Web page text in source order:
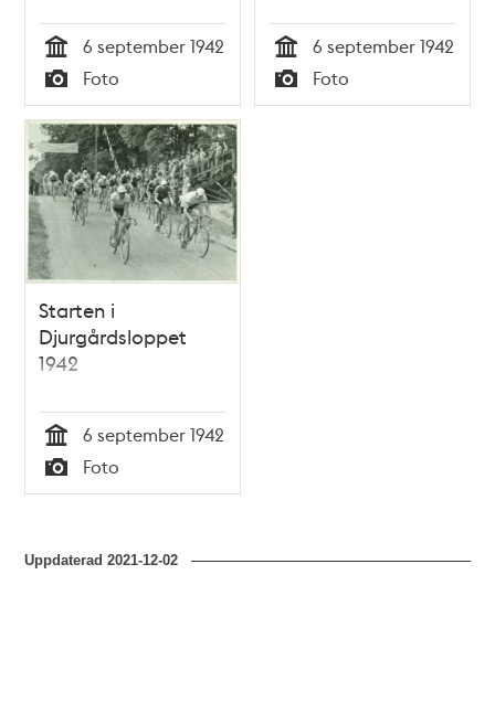
Tid
6 september 1942
Typ
Foto Tid
6 september 1942
Typ
Foto
Starten i
Djurgårdsloppet
1942
Tid
6 september 1942
Typ
Foto
Uppdaterad2021-12-02